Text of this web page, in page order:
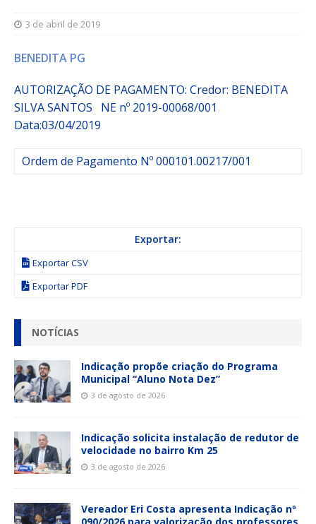
3 de abril de 2019
BENEDITA PG
AUTORIZAÇÃO DE PAGAMENTO: Credor: BENEDITA
SILVA SANTOS
NE nº 2019-00068/001
Data:03/04/2019
Ordem de Pagamento Nº 000101.00217/001
Exportar:
Exportar CSV
Exportar PDF
NOTÍCIAS
Indicação propõe criação do Programa
Municipal “Aluno Nota Dez”
3 de agosto de 2026
Indicação solicita instalação de redutor de
velocidade no bairro Km 25
3 de agosto de 2026
Vereador Eri Costa apresenta Indicação nº